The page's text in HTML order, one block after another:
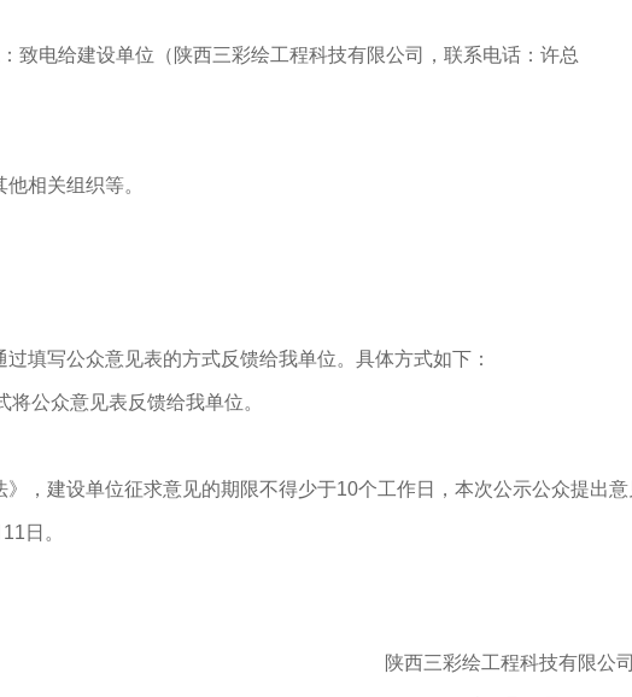
致电给建设单位（陕西三彩绘工程科技有限公司，联系电话：许总
相关组织等。
填写公众意见表的方式反馈给我单位。具体方式如下：
公众意见表反馈给我单位。
，建设单位征求意见的期限不得少于10个工作日，本次公示公众提出意
日。
工程科技有限公司